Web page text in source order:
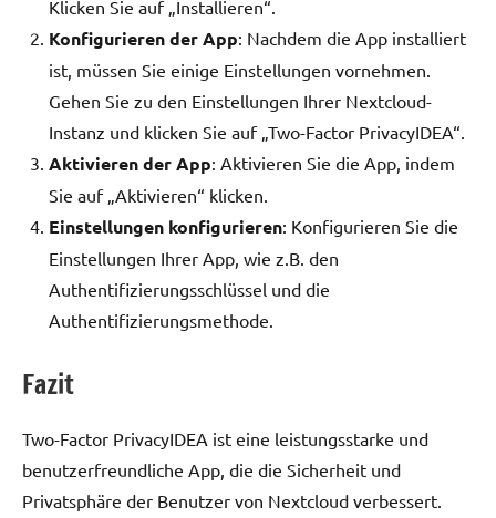
Klicken Sie auf „Installieren“.
Konfigurieren der App: Nachdem die App installiert
ist, müssen Sie einige Einstellungen vornehmen.
Gehen Sie zu den Einstellungen Ihrer Nextcloud-
Instanz und klicken Sie auf „Two-Factor PrivacyIDEA“.
Aktivieren der App: Aktivieren Sie die App, indem
Sie auf „Aktivieren“ klicken.
Einstellungen konfigurieren: Konfigurieren Sie die
Einstellungen Ihrer App, wie z.B. den
Authentifizierungsschlüssel und die
Authentifizierungsmethode.
Fazit
Two-Factor PrivacyIDEA ist eine leistungsstarke und
benutzerfreundliche App, die die Sicherheit und
Privatsphäre der Benutzer von Nextcloud verbessert.